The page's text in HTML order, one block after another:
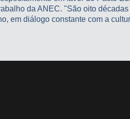
da ANEC. "São oito
em diálogo constante com a